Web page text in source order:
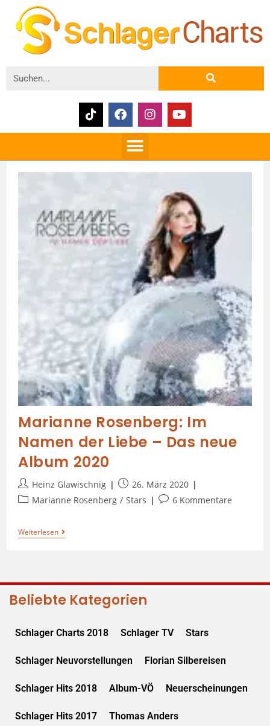
Marianne Rosenberg: Im
Namen der Liebe – Das neue
Album 2020
Heinz Glawischnig
26. März 2020
Marianne Rosenberg / Stars 6 Kommentare
Weiterlesen
Beliebte Kategorien
Schlager Charts 2018 Schlager TV Stars
Schlager Neuvorstellungen Florian Silbereisen
Schlager Hits 2018 Album-VÖ Neuerscheinungen
Schlager Hits 2017 Thomas Anders